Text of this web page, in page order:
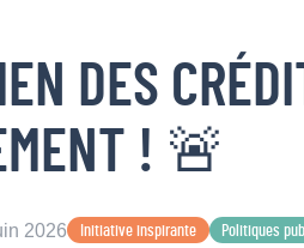
DES
! 🚨
2026 Initiative inspirante Politiques